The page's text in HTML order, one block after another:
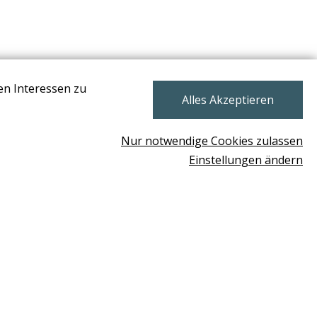
Interessen zu
Alles Akzeptieren
Nur notwendige Cookies zulassen
Einstellungen ändern